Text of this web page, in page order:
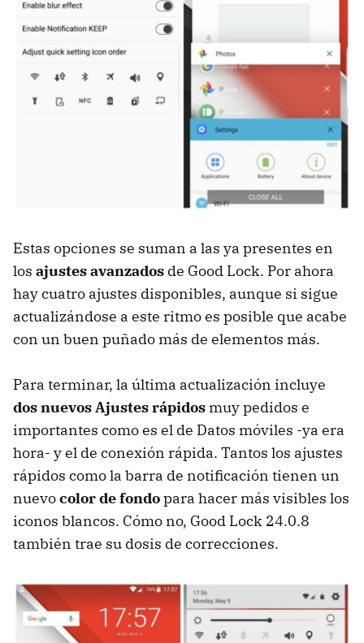
Estas opciones se suman a las ya presentes en
los ajustes avanzados de Good Lock. Por ahora
hay cuatro ajustes disponibles, aunque si sigue
actualizándose a este ritmo es posible que acabe
con un buen puñado más de elementos más.
Para terminar, la última actualización incluye
dos nuevos Ajustes rápidos muy pedidos e
importantes como es el de Datos móviles -ya era
hora- y el de conexión rápida. Tantos los ajustes
rápidos como la barra de notificación tienen un
nuevocolor de fondopara hacer más visibles los
iconos blancos. Cómo no, Good Lock 24.0.8
también trae su dosis de correcciones.